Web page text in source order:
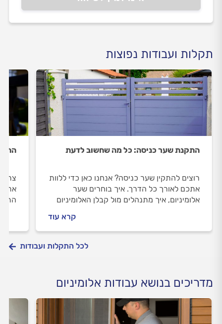
תקלות ועבודות נפוצות
התקנת שער כניסה: כל מה שחשוב לדעת
רוצים להתקין שער כניסה? אנחנו כאן כדי ללוות
אתכם לאורך כל הדרך. איך בוחרים שער
אלומיניום, איך מתנהלים מול קבלן האלומיניום
קרא עוד
לכל התקלות ועבודות
מדריכים בנושא עבודות אלומיניום